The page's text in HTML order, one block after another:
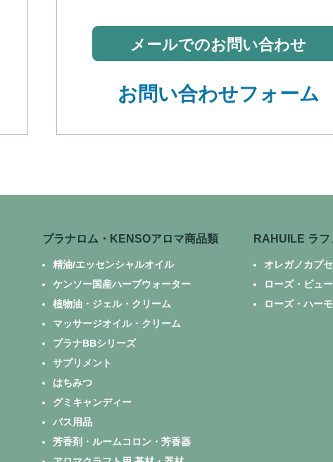
メールでのお問い合わせ
お問い合わせフォーム
プラナロム・KENSOアロマ商品類
精油/エッセンシャルオイル
ケンソー国産ハーブウォーター
植物油・ジェル・クリーム
マッサージオイル・クリーム
プラナBBシリーズ
サプリメント
はちみつ
グミキャンディー
バス用品
芳香剤・ルームコロン・芳香器
RAHUILE ラフ
オレガノカプ
ローズ・ビュ
ローズ・ハー